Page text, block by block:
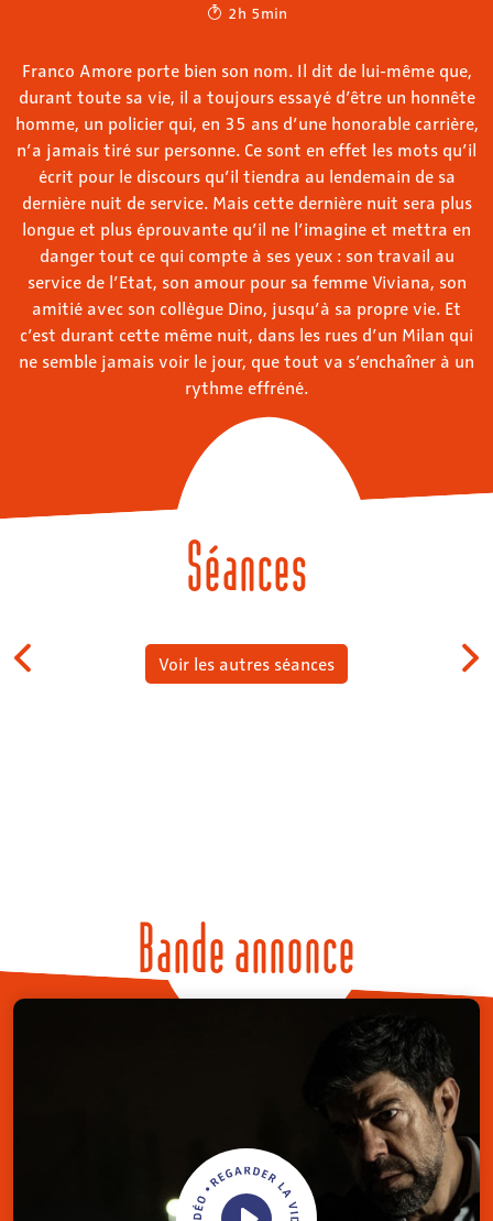
2h 5min
Franco Amore porte bien son nom. Il dit de lui-même que,
durant toute sa vie, il a toujours essayé d’être un honnête
homme, un policier qui, en 35 ans d’une honorable carrière,
n’a jamais tiré sur personne. Ce sont en effet les mots qu’il
écrit pour le discours qu’il tiendra au lendemain de sa
dernière nuit de service. Mais cette dernière nuit sera plus
longue et plus éprouvante qu’il ne l’imagine et mettra en
danger tout ce qui compte à ses yeux : son travail au
service de l’Etat, son amour pour sa femme Viviana, son
amitié avec son collègue Dino, jusqu’à sa propre vie. Et
c’est durant cette même nuit, dans les rues d’un Milan qui
ne semble jamais voir le jour, que tout va s’enchaîner à un
rythme effréné.
Séances
Voir les autres séances
Bande annonce